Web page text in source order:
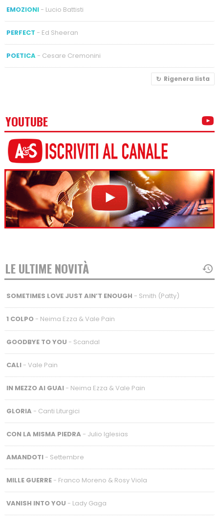
EMOZIONI- Lucio Battisti
PERFECT - Ed Sheeran
POETICA- Cesare Cremonini
Rigenera lista
YOUTUBE
LE ULTIME NOVITÀ
SOMETIMES LOVE JUST AIN’T ENOUGH - Smith (Patty)
1 COLPO- Neima Ezza & Vale Pain
GOODBYE TO YOU - Scandal
CALI- Vale Pain
IN MEZZO AI GUAI- Neima Ezza & Vale Pain
GLORIA - Canti Liturgici
CON LA MISMA PIEDRA - Julio Iglesias
AMANDOTI- Settembre
MILLE GUERRE- Franco Moreno & Rosy Viola
VANISH INTO YOU - Lady Gaga